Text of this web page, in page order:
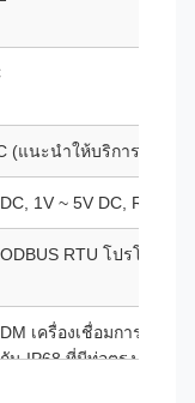
(แนะนําให้บริการไฟฟ้า
1V ~ 5V DC,
RTU โปรโตคอล
เครื่องเชื่อมการบิน เ
น IP68 ที่มีท่อตรง